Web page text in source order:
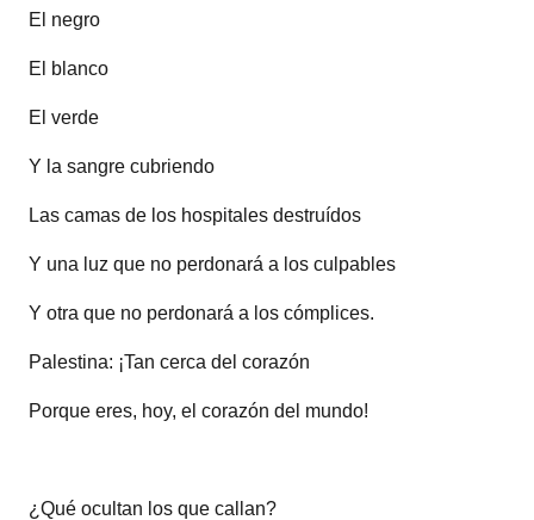
El negro
El blanco
El verde
Y la sangre cubriendo
Las camas de los hospitales destruídos
Y una luz que no perdonará a los culpables
Y otra que no perdonará a los cómplices.
Palestina: ¡Tan cerca del corazón
Porque eres, hoy, el corazón del mundo!
¿Qué ocultan los que callan?